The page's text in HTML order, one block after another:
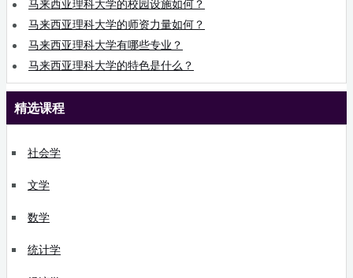
马来西亚理科大学的校园设施如何？
马来西亚理科大学的师资力量如何？
马来西亚理科大学有哪些专业？
马来西亚理科大学的特色是什么？
精选课程
社会学
文学
数学
统计学